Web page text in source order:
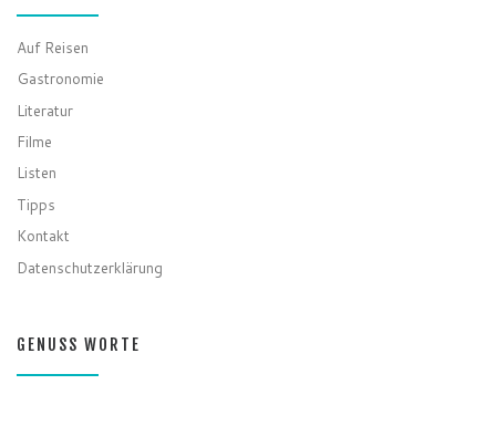
Auf Reisen
Gastronomie
Literatur
Filme
Listen
Tipps
Kontakt
Datenschutzerklärung
GENUSS WORTE